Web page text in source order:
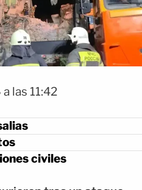
las 11:42
civiles